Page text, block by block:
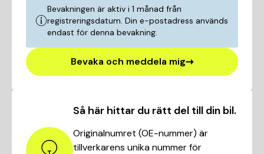
Så här hittar du rätt del till din bil.
Originalnumret (OE-nummer) är
tillverkarens unika nummer för
Bevakningen är aktiv i 1 månad från
registreringsdatum. Din e-postadress används
endast för denna bevakning.
Bevaka och meddela mig